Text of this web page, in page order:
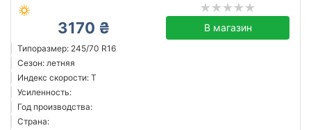
3170 ₴ В магазин
Типоразмер: 245/70 R16
Сезон: летняя
Индекс скорости: T
Усиленность:
Год производства:
Страна:
Triangle
Sailun
Goodyear
Bridgestone
Aoteli
Все бренды